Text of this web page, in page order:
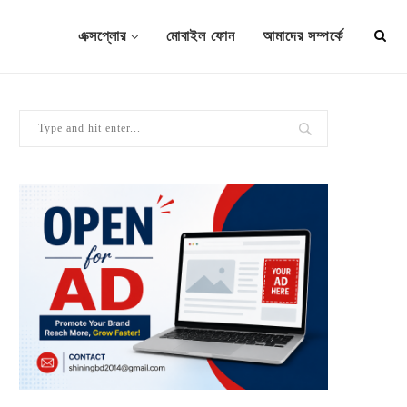
এক্সপ্লোর মোবাইল ফোন আমাদের সম্পর্কে